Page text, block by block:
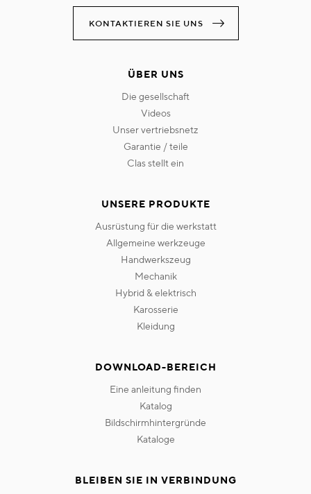
KONTAKTIEREN SIE UNS
ÜBER UNS
die gesellschaft
videos
unser vertriebsnetz
garantie / teile
clas stellt ein
UNSERE PRODUKTE
ausrüstung für die werkstatt
allgemeine werkzeuge
handwerkszeug
mechanik
hybrid & elektrisch
karosserie
kleidung
DOWNLOAD-BEREICH
eine anleitung finden
katalog
bildschirmhintergründe
kataloge
BLEIBEN SIE IN VERBINDUNG